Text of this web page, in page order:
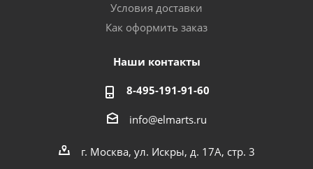
Условия доставки
Как оформить заказ
Наши контакты
8-495-191-91-60
info@elmarts.ru
г. Москва, ул. Искры, д. 17А, стр. 3